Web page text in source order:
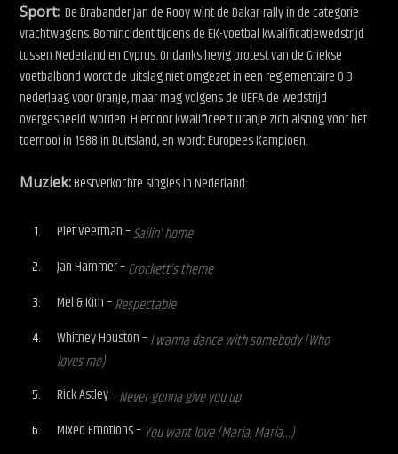
Sport: De Brabander Jan de Rooy wint de Dakar-rally in de categorie
vrachtwagens.Bomincident tijdens de EK-voetbal kwalificatiewedstrijd
tussen Nederland en Cyprus. Ondanks hevig protest van de Griekse
voetbalbond wordt de uitslag niet omgezet in een reglementaire 0-3
nederlaag voor Oranje, maar mag volgens de UEFA de wedstrijd
overgespeeld worden. Hierdoor kwalificeert Oranje zich alsnog voor het
toernooi in 1988 in Duitsland, en wordt Europees Kampioen.
Muziek:Bestverkochte singles in Nederland:
Piet Veerman –Sailin’ home
Jan Hammer –Crockett’s theme
Mel & Kim –Respectable
Whitney Houston –I wanna dance with somebody (Who
loves me)
Rick Astley –Never gonna give you up
Mixed Emotions – You want love (Maria, Maria…)